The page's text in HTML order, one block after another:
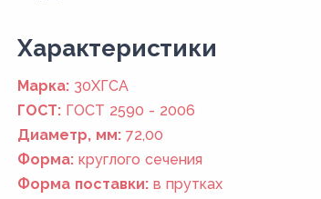
Xарактеристики
Марка: 30ХГСА
ГОСТ: ГОСТ 2590 - 2006
Диаметр, мм: 72,00
Форма: круглого сечения
Форма поставки: в прутках